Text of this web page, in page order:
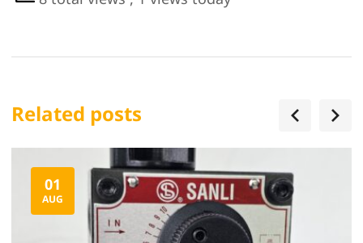
Related posts
01
AUG